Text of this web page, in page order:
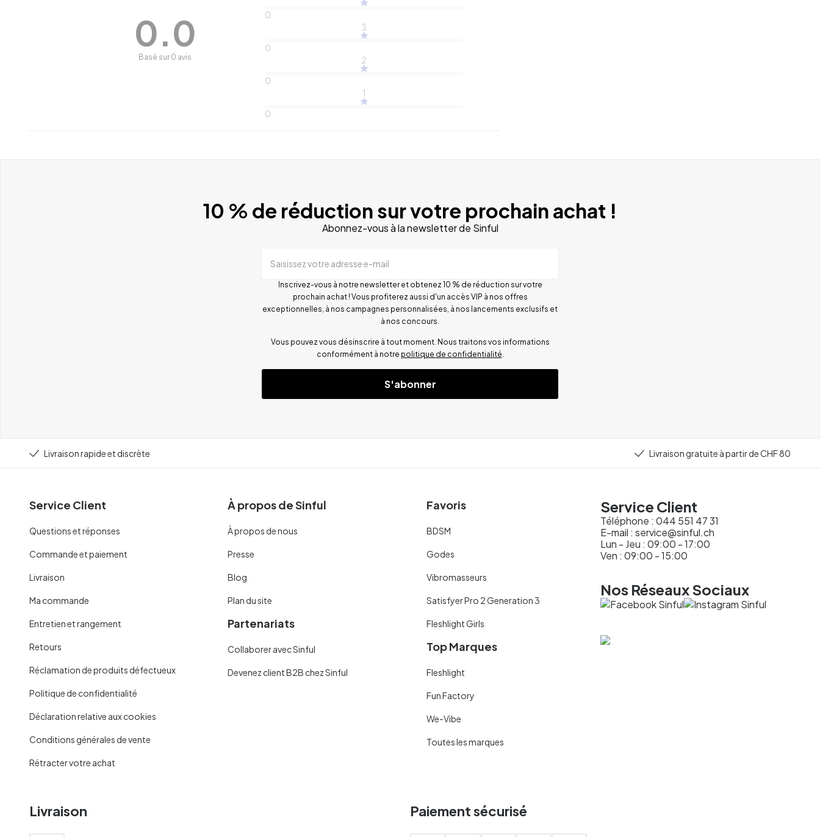
0.0
Basé sur 0 avis
0
3
0
2
0
1
0
10 % de réduction sur votre prochain achat !
Abonnez-vous à la newsletter de Sinful
Saisissez votre adresse e-mail
Inscrivez-vous à notre newsletter et obtenez 10 % de réduction sur votre
prochain achat ! Vous profiterez aussi d'un accès VIP à nos offres
exceptionnelles, à nos campagnes personnalisées, à nos lancements exclusifs et
à nos concours.
Vous pouvez vous désinscrire à tout moment. Nous traitons vos informations
conformément à notre politique de confidentialité
S'abonner
Livraison rapide et discrète Livraison gratuite à partir de CHF 80
Service Client
Questions et réponses
Commande et paiement
Livraison
Ma commande
Entretien et rangement
Retours
Réclamation de produits défectueux
Politique de confidentialité
Déclaration relative aux cookies
Conditions générales de vente
Rétracter votre achat
À propos de Sinful
À propos de nous
Presse
Blog
Plan du site
Partenariats
Collaborer avec Sinful
Devenez client B2B chez Sinful
Favoris
BDSM
Godes
Vibromasseurs
Satisfyer Pro 2 Generation 3
Fleshlight Girls
Top Marques
Fleshlight
Fun Factory
We-Vibe
Toutes les marques
Service Client
Téléphone : 044 551 47 31
E-mail : service@sinful.ch
Lun - Jeu : 09:00 - 17:00
Ven : 09:00 - 15:00
Nos Réseaux Sociaux
Livraison Paiement sécurisé